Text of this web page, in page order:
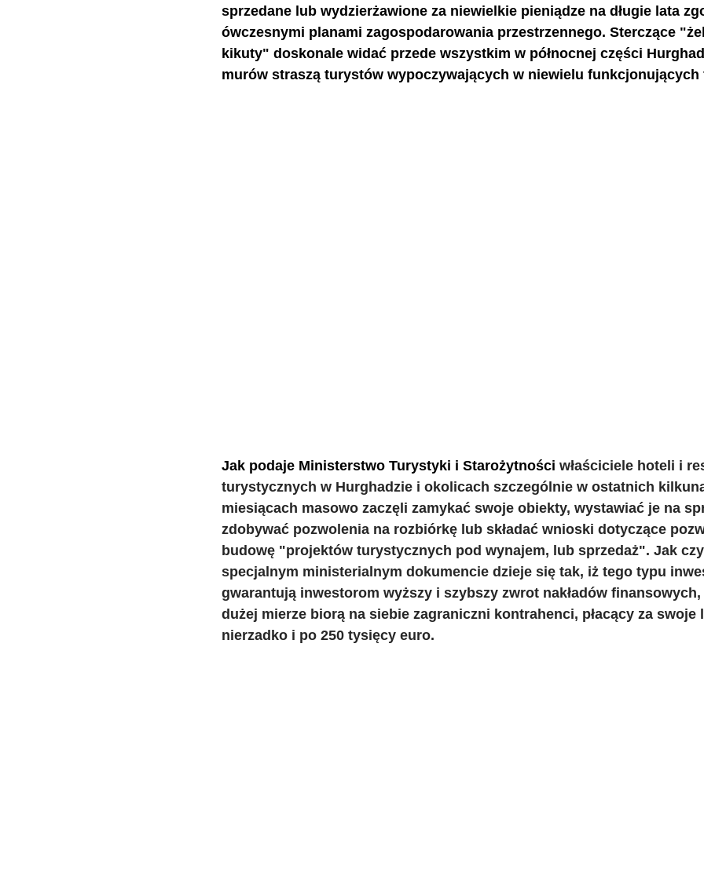
sprzedane lub wydzierżawione za niewielkie pieniądze na długie lata
ówczesnymi planami zagospodarowania przestrzennego. Sterczące
kikuty" doskonale widać przede wszystkim w północnej części
murów straszą turystów wypoczywających w niewielu funkcjonujących
Jak podaje Ministerstwo Turystyki i Starożytności właściciele hoteli i
turystycznych w Hurghadzie i okolicach szczególnie w ostatnich
miesiącach masowo zaczęli zamykać swoje obiekty, wystawiać je na
zdobywać pozwolenia na rozbiórkę lub składać wnioski dotyczące
budowę "projektów turystycznych pod wynajem, lub sprzedaż". Jak
specjalnym ministerialnym dokumencie dzieje się tak, iż tego typu
gwarantują inwestorom wyższy i szybszy zwrot nakładów
dużej mierze biorą na siebie zagraniczni kontrahenci, płacący za swoje
nierzadko i po 250 tysięcy euro.